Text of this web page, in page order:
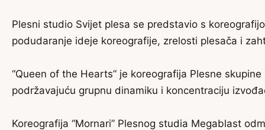
Plesni studio Svijet plesa se predstavio s
podudaranje ideje koreografije, zrelosti plesača i
“Queen of the Hearts” je koreografija Plesne
podržavajuću grupnu dinamiku i koncentraciju
Koreografija “Mornari” Plesnog studia Megablast